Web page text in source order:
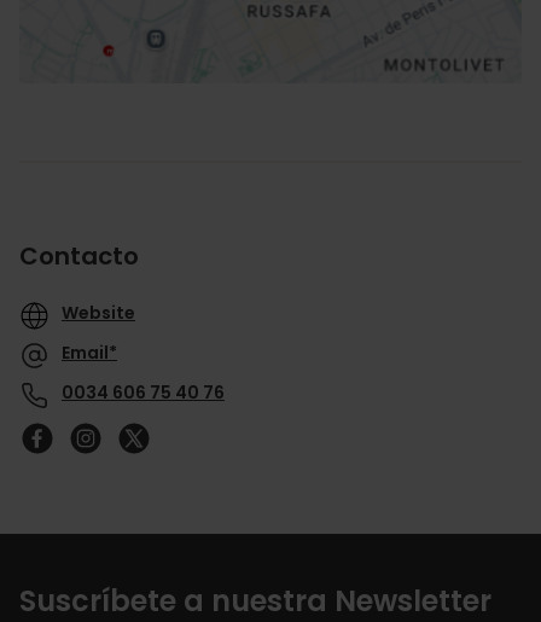
Contacto
Website
Email*
0034 606 75 40 76
Suscríbete a nuestra Newsletter